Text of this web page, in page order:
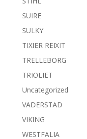
SUIRE
SULKY
TIXIER REIXIT
TRELLEBORG
TRIOLIET
Uncategorized
VADERSTAD
VIKING
WESTFALIA